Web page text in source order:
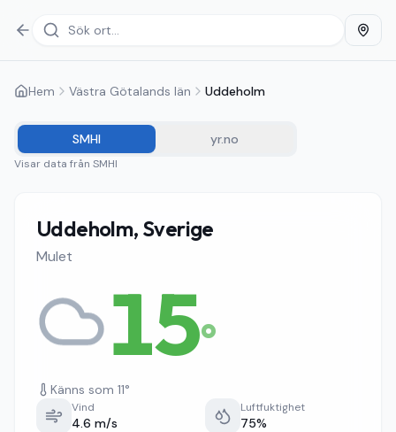
Hem Västra Götalands län Uddeholm
SMHI yr.no
Visar data från SMHI
Uddeholm, Sverige
Mulet
15°
Känns som 11°
Vind
4.6 m/s
Luftfuktighet
75%